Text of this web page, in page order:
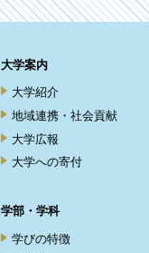
大学案内
大学紹介
地域連携・社会貢献
大学広報
大学への寄付
学部・学科
学びの特徴